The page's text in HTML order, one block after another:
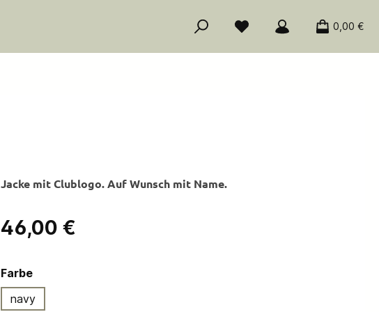
0,00 €
Jacke mit Clublogo. Auf Wunsch mit Name.
Regulärer Preis:
46,00 €
Farbeauswählen
navy